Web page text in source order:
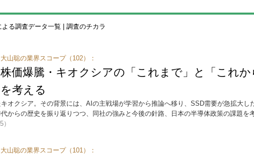
よる調査データ一覧 | 調査のチカラ
大山聡の業界スコープ（102）：
株価爆騰・キオクシアの「これまで」と「これか
を考える
オクシア。その背景には、AIの主戦場が学習から推論へ移り、SSD需要が急拡大し
からの歴史を振り返りつつ、同社の強みと今後の針路、日本の半導体政策の課題を
大山聡の業界スコープ（101）：